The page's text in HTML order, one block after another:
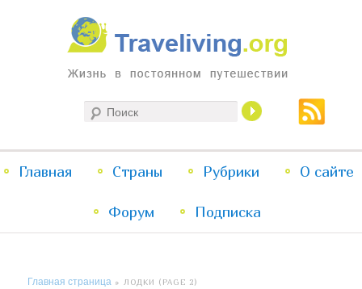
Traveliving
Жизнь в постоянном путешествии
меню
Перейти
к
Перейти
к
Главная Страны Рубрики О сайте
Форум Подписка
Главная страница » ЛОДКИ (PAGE 2)